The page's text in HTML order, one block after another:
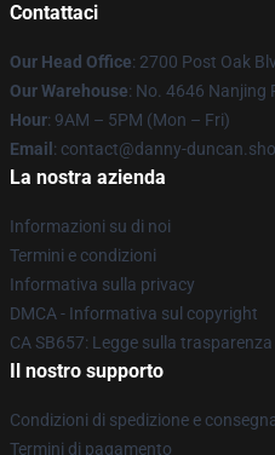
Contattaci
Our Head Office: 2700 Post Oak
Our Warehouse: No. 4646 Nanjing
Hour: 9AM – 5PM (Mon – Fri)
Email : contact@danny-
La nostra azienda
Informazioni su di noi
Termini e condizioni
Informativa sulla privacy
DMCA - Informativa sul copyright
CA SB657: Legge sulla
Il nostro supporto
Condizioni di spedizione e
Termini di pagamento